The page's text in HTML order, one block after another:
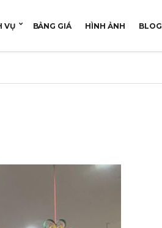
VỤ BẢNG GIÁ HÌNH ẢNH BLOG